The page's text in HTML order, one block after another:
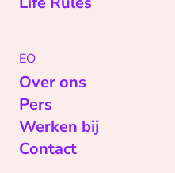
EO
Over ons
Pers
Werken bij
Contact